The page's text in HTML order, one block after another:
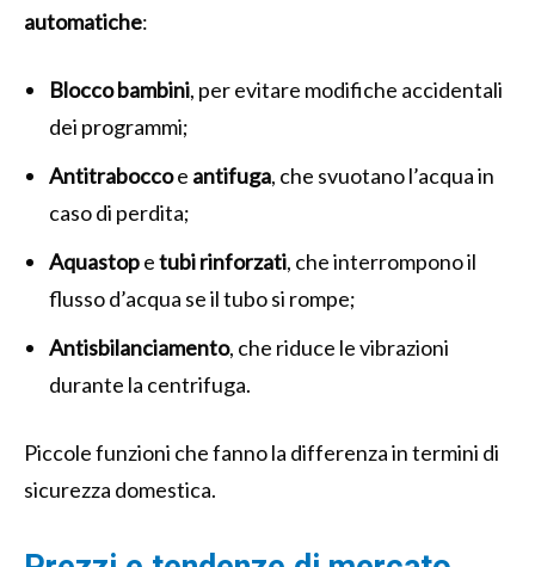
automatiche:
Blocco bambini, per evitare modifiche accidentali
dei programmi;
Antitraboccoe antifuga, che svuotano l’acqua in
caso di perdita;
Aquastopetubi rinforzati, che interrompono il
flusso d’acqua se il tubo si rompe;
Antisbilanciamento, che riduce le vibrazioni
durante la centrifuga.
Piccole funzioni che fanno la differenza in termini di
sicurezza domestica.